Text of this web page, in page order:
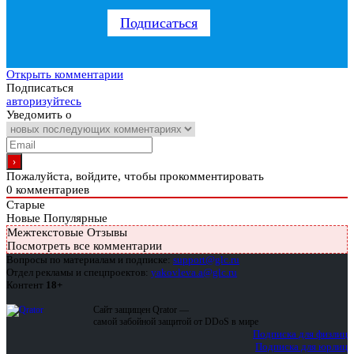
Подписаться
Открыть комментарии
Подписаться
авторизуйтесь
Уведомить о
Пожалуйста, войдите, чтобы прокомментировать
0 комментариев
Старые
Новые Популярные
Межтекстовые Отзывы
Посмотреть все комментарии
Вопросы по материалам и подписке: support@glc.ru
Отдел рекламы и спецпроектов: yakovleva.a@glc.ru
Контент 18+
Сайт защищен Qrator —
самой забойной защитой от DDoS в мире
Подписка для физлиц
Подписка для юрлиц